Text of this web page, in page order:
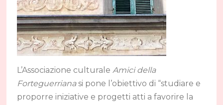
L’Associazione culturaleAmici della
Forteguerrianasi pone l’obiettivo di “studiare e
proporre iniziative e progetti atti a favorire la